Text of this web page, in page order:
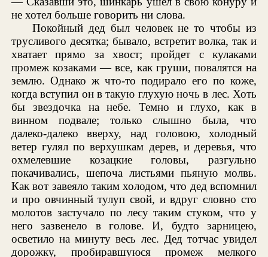
не хотел больше говорить ни слова.
Покойный дед был человек не то чтобы из
трусливого десятка; бывало, встретит волка, так и
хватает прямо за хвост; пройдет с кулаками
промеж козаками — все, как груши, повалятся на
землю. Однако ж что-то подирало его по коже,
когда вступил он в такую глухую ночь в лес. Хоть
бы звездочка на небе. Темно и глухо, как в
винном подвале; только слышно была, что
далеко-далеко вверху, над головою, холодный
ветер гулял по верхушкам дерев, и деревья, что
охмелевшие козацкие головы, разгульно
покачивались, шепоча листьями пьяную молвь.
Как вот завеяло таким холодом, что дед вспомнил
и про овчинный тулуп свой, и вдруг словно сто
молотов застучало по лесу таким стуком, что у
него зазвенело в голове. И, будто зарницею,
осветило на минуту весь лес. Дед тотчас увидел
дорожку, пробиравшуюся промеж мелкого